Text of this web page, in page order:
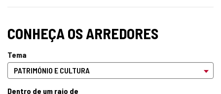
meus
elevação
rota
site
CONHEÇA OS ARREDORES
Tema
Dentro de um raio de